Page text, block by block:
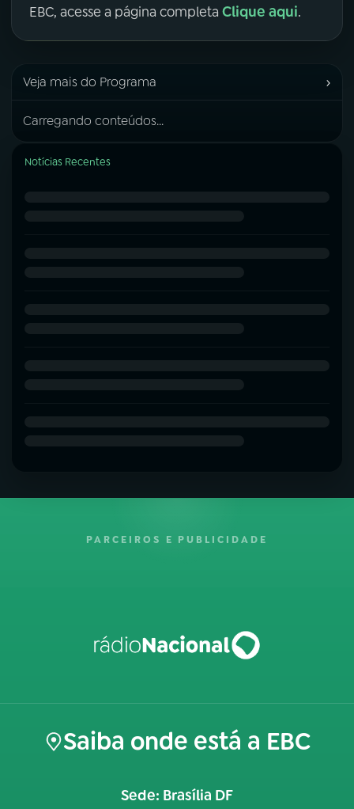
EBC, acesse a página completa Clique aqui.
Veja mais do Programa ›
Carregando conteúdos...
Notícias Recentes
PARCEIROS E PUBLICIDADE
Saiba onde está a EBC
Sede: Brasília DF